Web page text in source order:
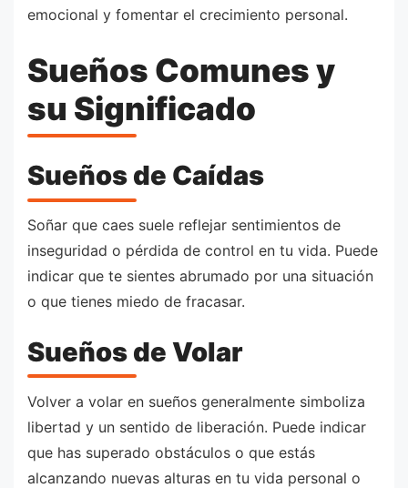
emocional y fomentar el crecimiento personal.
Sueños Comunes y
su Significado
Sueños de Caídas
Soñar que caes suele reflejar sentimientos de
inseguridad o pérdida de control en tu vida. Puede
indicar que te sientes abrumado por una situación
o que tienes miedo de fracasar.
Sueños de Volar
Volver a volar en sueños generalmente simboliza
libertad y un sentido de liberación. Puede indicar
que has superado obstáculos o que estás
alcanzando nuevas alturas en tu vida personal o